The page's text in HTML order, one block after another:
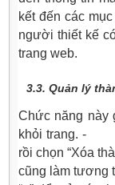
kết đến các
người thiết kế
trang web.
3.3. Quản lý
Chức năng này
khỏi trang. -
rồi chọn “Xóa
cũng làm